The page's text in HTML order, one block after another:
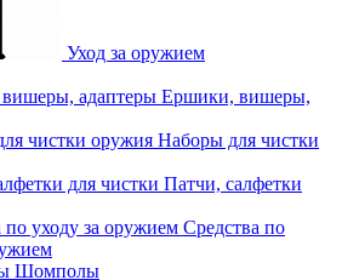
Уход за оружием
Ершики, вишеры,
Наборы для чистки
Патчи, салфетки
Средства по
Шомполы